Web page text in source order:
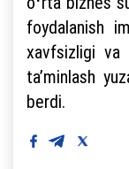
foydalanish
xavfsizligi va
taʼminlash
berdi.